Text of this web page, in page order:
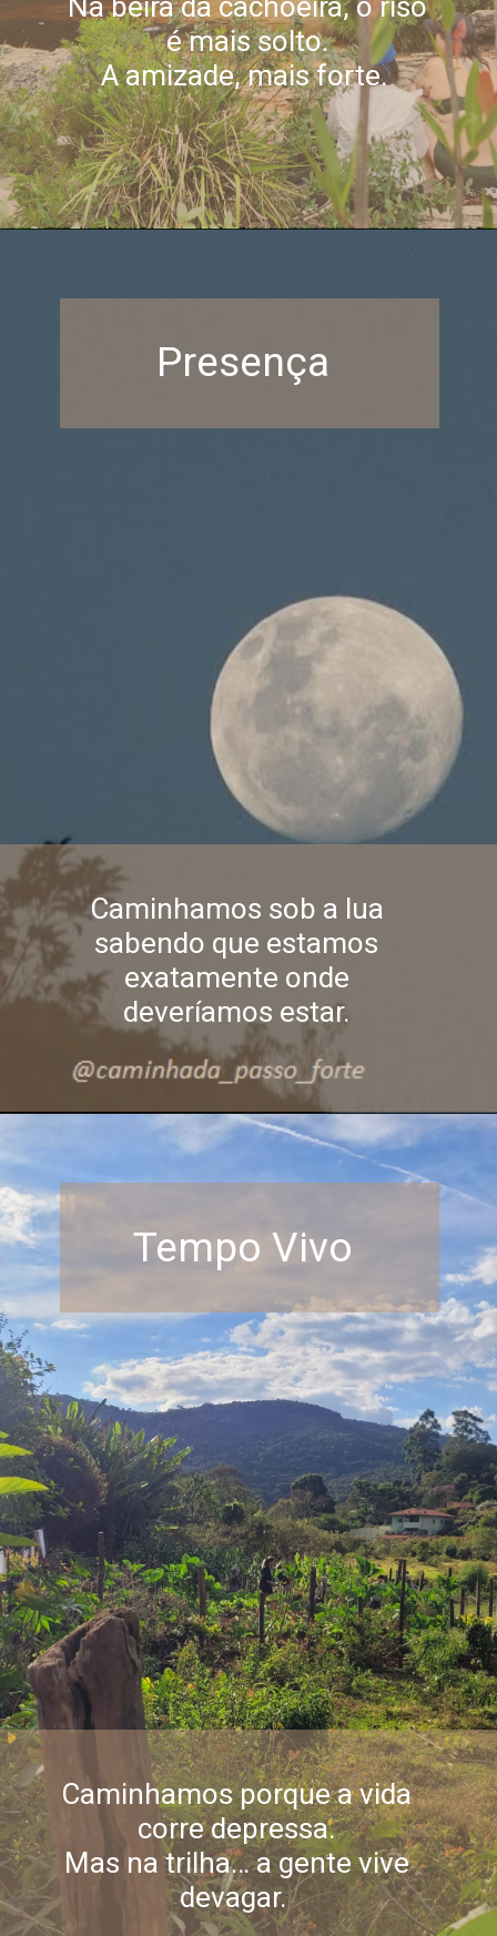
é mais solto.
A amizade, mais forte.
Presença
Caminhamos sob a lua
sabendo que estamos
exatamente onde
deveríamos estar.
Tempo Vivo
Caminhamos porque a vida
corre depressa.
Mas na trilha… a gente vive
devagar.